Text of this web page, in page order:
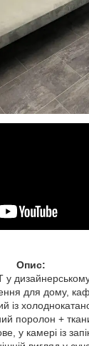
Опис:
дизайнерському
для дому,
із
поролон +
у камері із